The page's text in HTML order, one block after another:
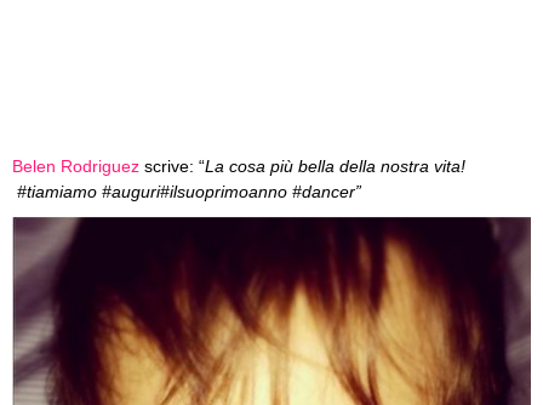
Belen Rodriguez scrive: “La cosa più bella della nostra vita!
#tiamiamo #auguri#ilsuoprimoanno #dancer”